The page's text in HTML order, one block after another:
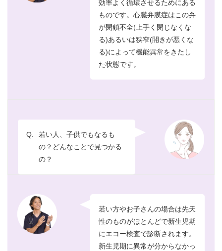
効率よく循環させるためにある
ものです。心臓弁膜症はこの弁
が閉鎖不全(上手く閉じなくな
る)あるいは狭窄(開きが悪くな
る)によって機能異常をきたし
た状態です。
Q.
若い人、子供でもなるも
の？どんなことで見つかる
の？
若い方やお子さんの場合は先天
性のものがほとんどで新生児期
にエコー検査で診断されます。
新生児期に異常が分からなかっ